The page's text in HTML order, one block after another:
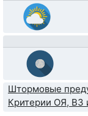
Штормовые
Критерии ОЯ, ВЗ